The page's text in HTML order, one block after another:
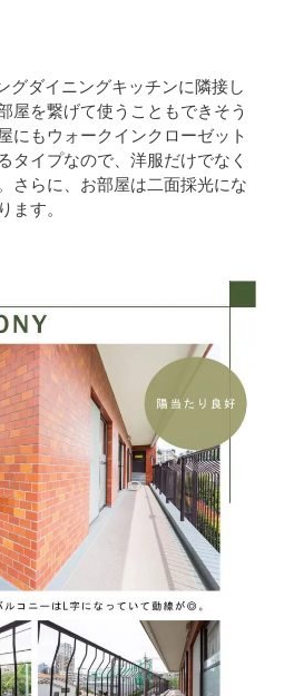
グダイニングキッチンに隣接し
屋を繋げて使うこともできそう
にもウォークインクローゼット
タイプなので、洋服だけでなく
さらに、お部屋は二面採光にな
ます。